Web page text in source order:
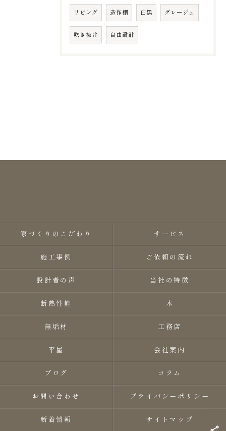
リビング 造作棚 白黒 グレージュ
吹き抜け 自由設計
家づくりのこだわり サービス
施工事例 ご依頼の流れ
設計者の声 当社の特徴
断熱性能 木
無垢材 工務店
平屋 会社案内
ブログ コラム
お問い合わせ プライバシーポリシー
新着情報 サイトマップ